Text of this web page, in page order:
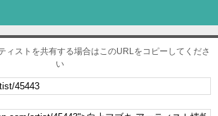
ィストを共有する場合はこのURLをコピーしてくださ
い